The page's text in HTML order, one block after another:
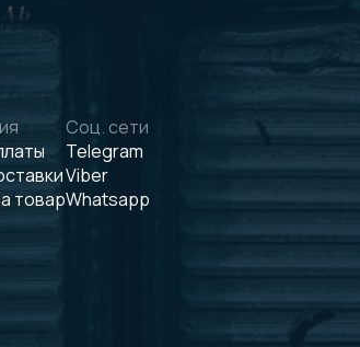
товар
Соц. сети
Telegram
Viber
Whatsapp